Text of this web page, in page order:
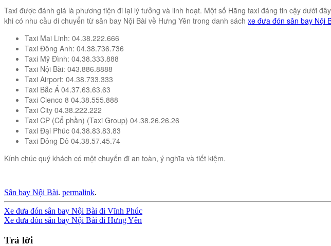
Taxi được đánh giá là phương tiện đi lại lý tưởng và linh hoạt. Một số Hãng taxi đáng tin cậy dưới
khi có nhu cầu di chuyển từ sân bay Nội Bài về Hưng Yên trong danh sách xe đưa đón sân bay Nội
Taxi Mai Linh: 04.38.222.666
Taxi Đông Anh: 04.38.736.736
Taxi Mỹ Đình: 04.38.333.888
Taxi Nội Bài: 043.886.8888
Taxi Airport: 04.38.733.333
Taxi Bắc Á 04.37.63.63.63
Taxi Cienco 8 04.38.555.888
Taxi City 04.38.222.222
Taxi CP (Cổ phần) (Taxi Group) 04.38.26.26.26
Taxi Đại Phúc 04.38.83.83.83
Taxi Đông Đô 04.38.57.45.74
Kính chúc quý khách có một chuyến đi an toàn, ý nghĩa và tiết kiệm.
Sân bay Nội Bài. permalink.
Post
navigation
Xe đưa đón sân bay Nội Bài đi Vĩnh Phúc
Xe đưa đón sân bay Nội Bài đi Hưng Yên
Trả lời